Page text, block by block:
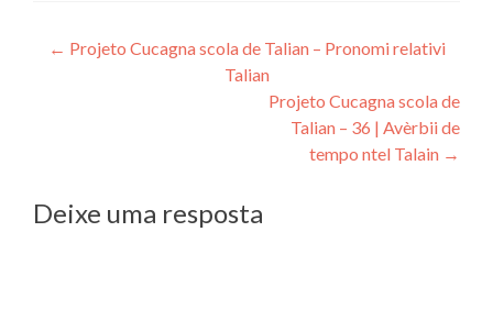
Navegação
← Projeto Cucagna scola de Talian – Pronomi relativi
Talian
Projeto Cucagna scola de
Talian – 36 | Avèrbii de
tempo ntel Talain →
Deixe uma resposta